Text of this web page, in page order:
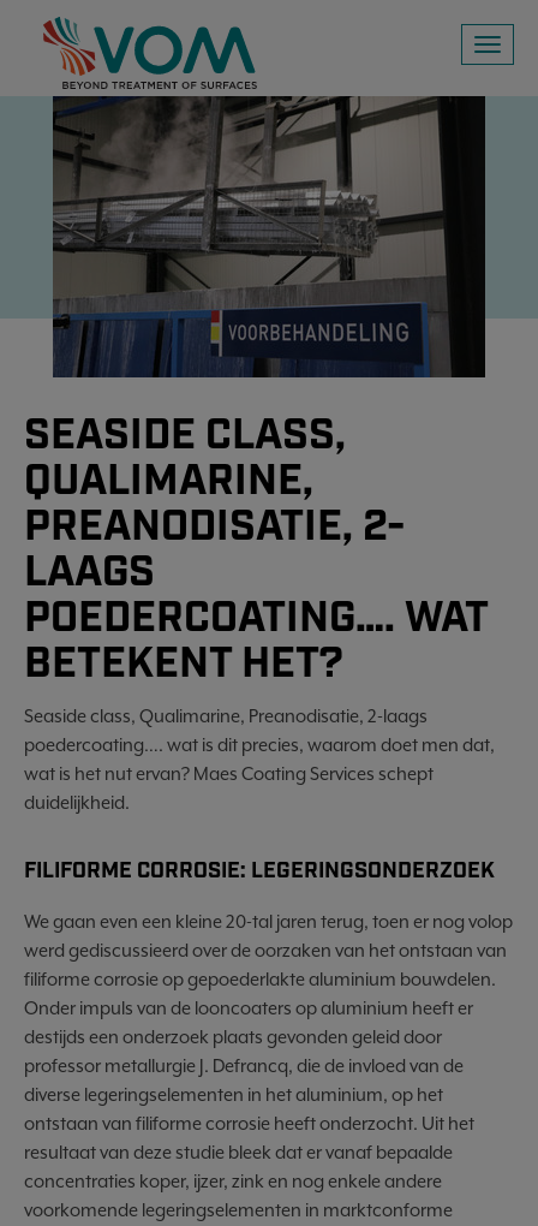
Toggle
SEASIDE CLASS,
QUALIMARINE,
PREANODISATIE, 2-
LAAGS
POEDERCOATING…. WAT
BETEKENT HET?
Seaside class, Qualimarine, Preanodisatie, 2-laags
poedercoating…. wat is dit precies, waarom doet men dat,
wat is het nut ervan? Maes Coating Services schept
duidelijkheid.
FILIFORME CORROSIE: LEGERINGSONDERZOEK
We gaan even een kleine 20-tal jaren terug, toen er nog volop
werd gediscussieerd over de oorzaken van het ontstaan van
filiforme corrosie op gepoederlakte aluminium bouwdelen.
Onder impuls van de looncoaters op aluminium heeft er
destijds een onderzoek plaats gevonden geleid door
professor metallurgie J. Defrancq, die de invloed van de
diverse legeringselementen in het aluminium, op het
ontstaan van filiforme corrosie heeft onderzocht. Uit het
resultaat van deze studie bleek dat er vanaf bepaalde
concentraties koper, ijzer, zink en nog enkele andere
voorkomende legeringselementen in marktconforme